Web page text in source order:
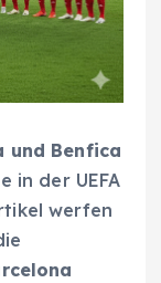
und Benfica
in der UEFA
werfen